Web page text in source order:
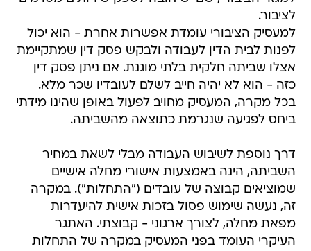
לציבור.
למעסיק הציבורי עומדת אפשרות אחרת - הוא יכול
לפנות לבית הדין לעבודה ולבקש פסק דין שמתקיימת
אצלו שביתה חלקית בלתי מוגנת. אם ניתן פסק דין
כזה - הוא לא יהיה חייב לשלם לעובדיו שכר מלא.
בכל מקרה, המעסיק מחויב לפעול באופן שהינו מידתי
ביחס לפגיעה שנגרמת כתוצאה מהשביתה.
דרך נוספת לשיבוש העבודה מבלי לשאת במחיר
השביתה, הינה באמצעות אישורי מחלה אישיים
שמוציאים קבוצה של עובדים ("התחלות"). במקרה
זה, נעשה שימוש פסול בזכות אישית להיעדרות
מפאת מחלה, לצורך ארגוני - קבוצתי. האתגר
העיקרי העומד בפני המעסיק במקרה של התחלות